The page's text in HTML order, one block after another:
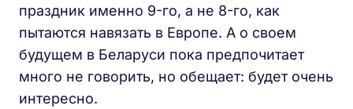
праздник именно 9-го, а не 8-го, как
пытаются навязать в Европе. А о своем
будущем в Беларуси пока предпочитает
много не говорить, но обещает: будет очень
интересно.